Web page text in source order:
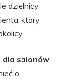
dzielnicy
który
dla salonów
o